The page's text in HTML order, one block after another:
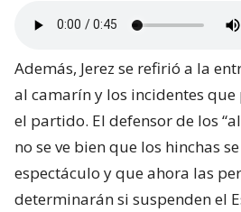
Además, Jerez se refirió a la
al camarín y los incidentes
el partido. El defensor de los
no se ve bien que los hinchas
espectáculo y que ahora las
determinarán si suspenden el